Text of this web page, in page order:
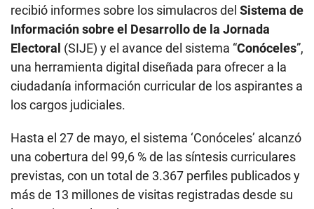
recibió informes sobre los simulacros del Sistema de
Información sobre el Desarrollo de la Jornada
Electoral (SIJE) y el avance del sistema “Conóceles”,
una herramienta digital diseñada para ofrecer a la
ciudadanía información curricular de los aspirantes a
los cargos judiciales.
Hasta el 27 de mayo, el sistema ‘Conóceles’ alcanzó
una cobertura del 99,6 % de las síntesis curriculares
previstas, con un total de 3.367 perfiles publicados y
más de 13 millones de visitas registradas desde su